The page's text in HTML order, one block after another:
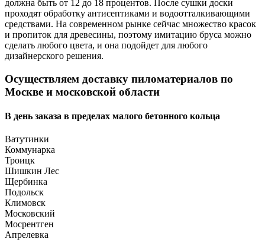
должна быть от 12 до 18 процентов. После сушки доски
проходят обработку антисептиками и водоотталкивающими
средствами. На современном рынке сейчас множество красок
и пропиток для древесины, поэтому имитацию бруса можно
сделать любого цвета, и она подойдет для любого
дизайнерского решения.
Осуществляем доставку пиломатериалов по
Москве и московской области
В день заказа в пределах малого бетонного кольца
Ватутинки
Коммунарка
Троицк
Шишкин Лес
Щербинка
Подольск
Климовск
Московский
Мосрентген
Апрелевка